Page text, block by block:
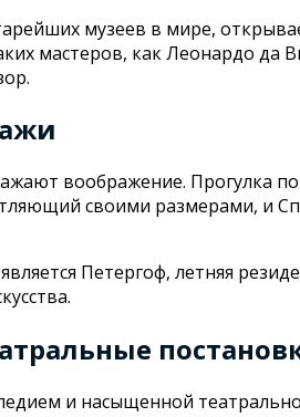
музеев в мире,
мастеров, как Леонардо
воображение. Прогулка
своими размерами, и
Петергоф, летняя
и насыщенной